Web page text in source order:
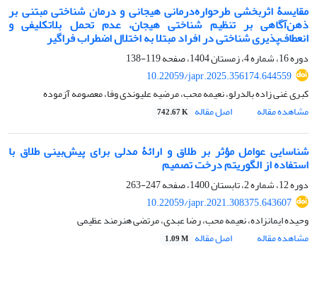
مقایسۀ اثربخشی طرحواره‌درمانی هیجانی و درمان شناختی مبتنی بر
ذهن‌آگاهی بر تنظیم شناختی هیجان، عدم تحمل بلاتکلیفی و
انعطاف‌پذیری ‌شناختی در افراد مبتلا به اختلال اضطراب فراگیر
دوره 16، شماره 4، زمستان 1404، صفحه
119-138
10.22059/japr.2025.356174.644559
کبری غنی زاده بالدرلو، نعیمه محب، مرضیه علیوندی وفا، معصومه آزموده
مشاهده مقاله
اصل مقاله 742.67 K
شناسایی عوامل مؤثر بر طلاق و ارائۀ مدلی برای پیش‌بینی طلاق با
استفاده از الگوریتم درخت تصمیم
دوره 12، شماره 2، تابستان 1400، صفحه
247-263
10.22059/japr.2021.308375.643607
وحیده ایمانزاده، نعیمه محب، رضا عبدی، مرتضی هنرمند عظیمی
مشاهده مقاله
اصل مقاله 1.09 M